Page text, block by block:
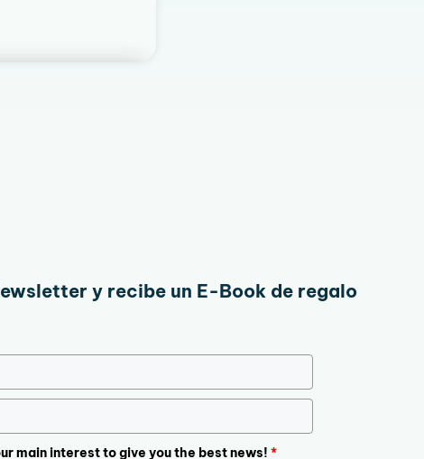
y recibe un E-Book de regalo
main interest to give you the best news! *